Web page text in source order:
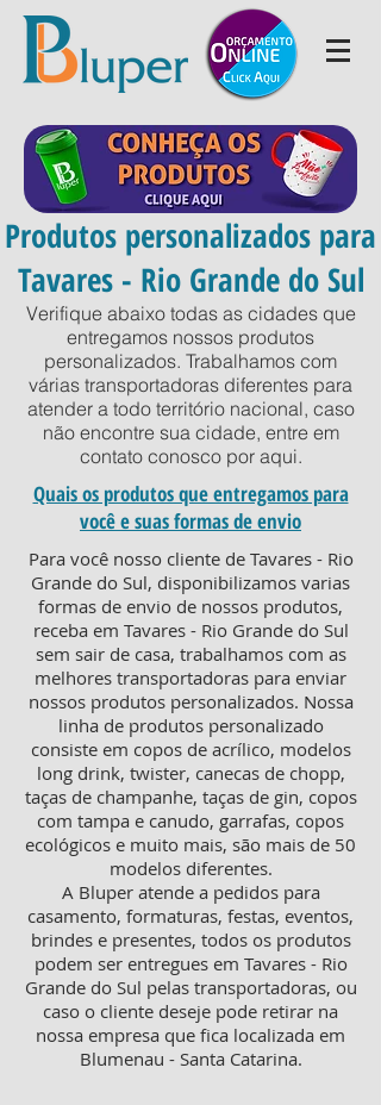
Produtos personalizados para
Tavares - Rio Grande do Sul
Verifique abaixo todas as cidades que
entregamos nossos produtos
personalizados. Trabalhamos com
várias transportadoras diferentes para
atender a todo território nacional, caso
não encontre sua cidade, entre em
contato conosco por aqui.
Para você nosso cliente de Tavares - Rio
Grande do Sul, disponibilizamos varias
formas de envio de nossos produtos,
receba em Tavares - Rio Grande do Sul
sem sair de casa, trabalhamos com as
melhores transportadoras para enviar
nossos produtos personalizados. Nossa
linha de produtos personalizado
consiste em copos de acrílico, modelos
long drink, twister, canecas de chopp,
taças de champanhe, taças de gin, copos
com tampa e canudo, garrafas, copos
ecológicos e muito mais, são mais de 50
modelos diferentes.
A Bluper atende a pedidos para
casamento, formaturas, festas, eventos,
brindes e presentes, todos os produtos
podem ser entregues em Tavares - Rio
Grande do Sul pelas transportadoras, ou
caso o cliente deseje pode retirar na
nossa empresa que fica localizada em
Blumenau - Santa Catarina.
Quais os produtos que entregamos para
você e suas formas de envio